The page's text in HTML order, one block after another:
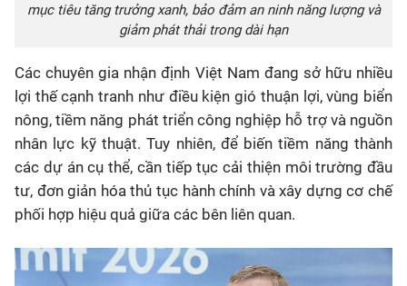
mục tiêu tăng trưởng xanh, bảo đảm an ninh năng lượng và
giảm phát thải trong dài hạn
Các chuyên gia nhận định Việt Nam đang sở hữu nhiều
lợi thế cạnh tranh như điều kiện gió thuận lợi, vùng biển
nông, tiềm năng phát triển công nghiệp hỗ trợ và nguồn
nhân lực kỹ thuật. Tuy nhiên, để biến tiềm năng thành
các dự án cụ thể, cần tiếp tục cải thiện môi trường đầu
tư, đơn giản hóa thủ tục hành chính và xây dựng cơ chế
phối hợp hiệu quả giữa các bên liên quan.